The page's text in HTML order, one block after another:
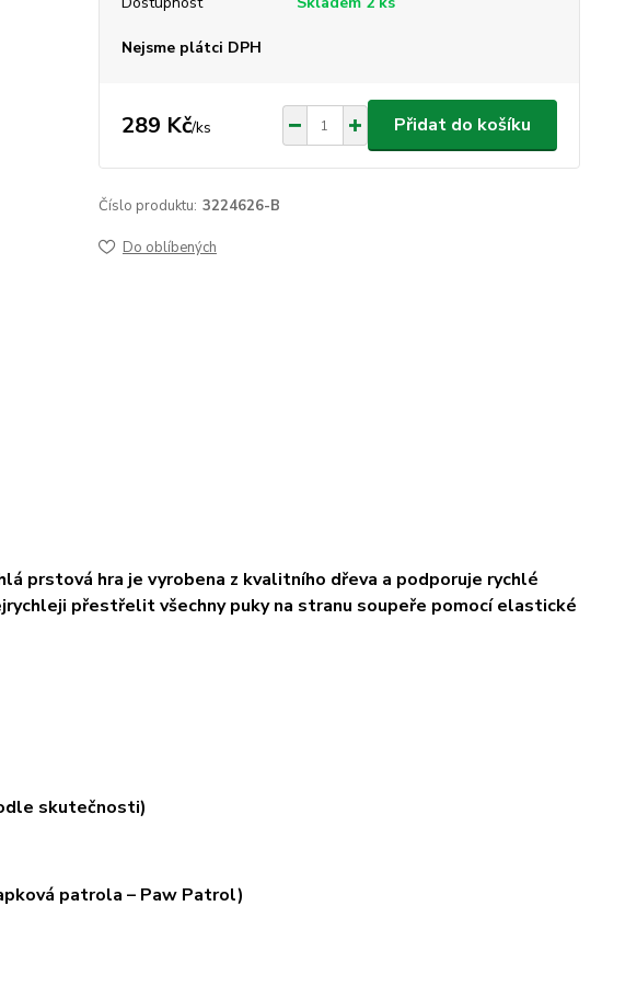
Nejsme plátci DPH
289 Kč/ks Přidat do košíku
Číslo produktu: 3224626-B
Do oblíbených
prstová hra je vyrobena z kvalitního dřeva a podporuje rychlé
přestřelit všechny puky na stranu soupeře pomocí elastické
skutečnosti)
patrola – Paw Patrol)